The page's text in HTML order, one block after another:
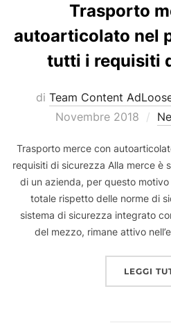
Trasporto
autoarticolato nel
tutti i requisiti
di Team Content
Novembre 2018
Trasporto merce con
requisiti di sicurezza Alla merce è
di un azienda, per questo
totale rispetto delle norme di
sistema di sicurezza integrato
del mezzo, rimane attivo
LEGGI